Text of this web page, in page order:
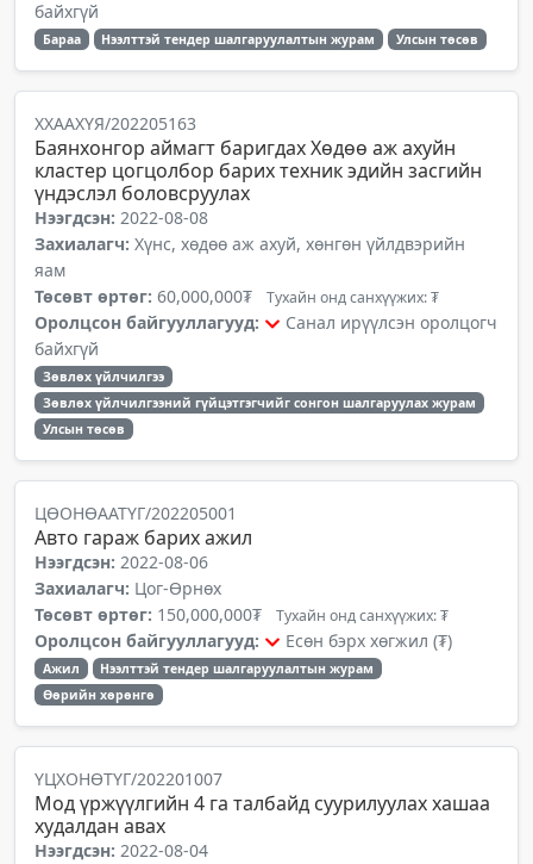
байхгүй
Бараа Нээлттэй тендер шалгаруулалтын журам Улсын төсөв
ХХААХҮЯ/202205163
Баянхонгор аймагт баригдах Хөдөө аж ахуйн
кластер цогцолбор барих техник эдийн засгийн
үндэслэл боловсруулах
Нээгдсэн: 2022-08-08
Захиалагч: Хүнс, хөдөө аж ахуй, хөнгөн үйлдвэрийн
яам
Төсөвт өртөг: 60,000,000₮ Тухайн онд санхүүжих: ₮
Оролцсон байгууллагууд:
Санал ирүүлсэн оролцогч
байхгүй
Зөвлөх үйлчилгээ
Зөвлөх үйлчилгээний гүйцэтгэгчийг сонгон шалгаруулах журам
Улсын төсөв
ЦӨОНӨААТҮГ/202205001
Авто гараж барих ажил
Нээгдсэн: 2022-08-06
Захиалагч: Цог-Өрнөх
Төсөвт өртөг: 150,000,000₮ Тухайн онд санхүүжих: ₮
Оролцсон байгууллагууд: Есөн бэрх хөгжил (₮)
Ажил
Нээлттэй тендер шалгаруулалтын журам
Өөрийн хөрөнгө
ҮЦХОНӨТҮГ/202201007
Мод үржүүлгийн 4 га талбайд суурилуулах хашаа
худалдан авах
Нээгдсэн: 2022-08-04